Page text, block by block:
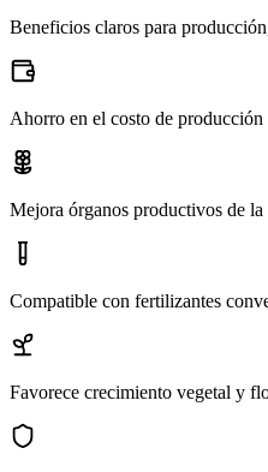
Beneficios claros para
Ahorro en el costo de producción
Mejora órganos productivos de
Compatible con fertilizantes
Favorece crecimiento vegetal y